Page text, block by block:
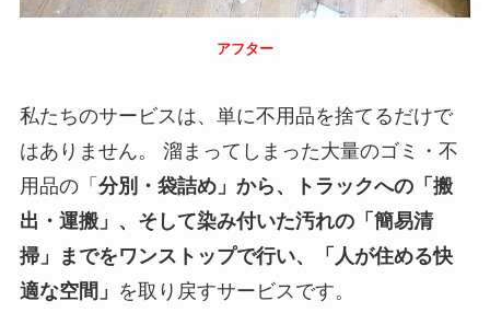
アフター
私たちのサービスは、単に不用品を捨てるだけで
はありません。 溜まってしまった大量のゴミ・不
用品の「 分別・袋詰め」から、トラックへの「搬
出・運搬」、そして染み付いた汚れの「簡易清
掃」までをワンストップで行い、「人が住める快
適な空間」 を取り戻すサービスです。